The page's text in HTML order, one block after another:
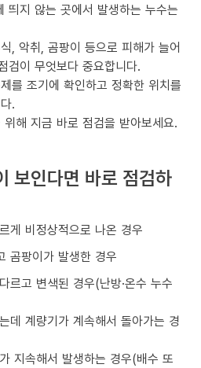
띄지 않는 곳에서 발생하는 누수는
, 악취, 곰팡이 등으로 피해가 늘어
검이 무엇보다 중요합니다.
를 조기에 확인하고 정확한 위치를
.
해 지금 바로 점검을 받아보세요.
보인다면 바로 점검하
게 비정상적으로 나온 경우
곰팡이가 발생한 경우
르고 변색된 경우(난방·온수 누수
데 계량기가 계속해서 돌아가는 경
지속해서 발생하는 경우(배수 또